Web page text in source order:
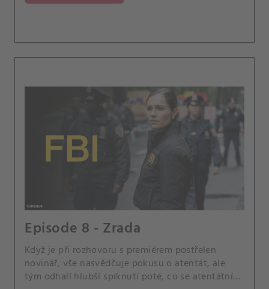
Episode 8 - Zrada
Když je při rozhovoru s premiérem postřelen
novinář, vše nasvědčuje pokusu o atentát, ale
tým odhalí hlubší spiknutí poté, co se atentátník